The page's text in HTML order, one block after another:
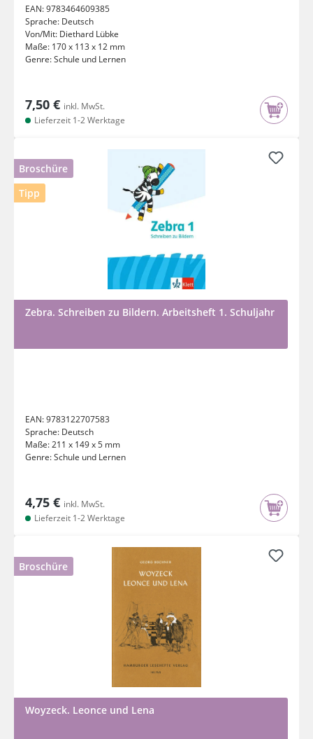
EAN:9783464609385
Sprache: Deutsch
Von/Mit: Diethard Lübke
Maße: 170 x 113 x 12 mm
Genre:Schule und Lernen
7,50 € inkl. MwSt.
Lieferzeit 1-2 Werktage
Broschüre
Tipp
Zebra. Schreiben zu Bildern. Arbeitsheft 1. Schuljahr
EAN:9783122707583
Sprache: Deutsch
Maße:211 x 149 x 5 mm
Genre:Schule und Lernen
4,75 € inkl. MwSt.
Lieferzeit 1-2 Werktage
Broschüre
Woyzeck. Leonce und Lena